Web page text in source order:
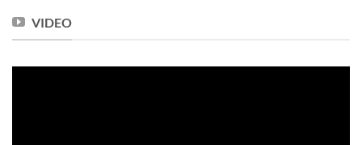
VIDEO